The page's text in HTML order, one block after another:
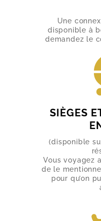
Une
disponible à
demandez le
SIÈGES
(disponible
Vous voyagez
de le
pour qu’on